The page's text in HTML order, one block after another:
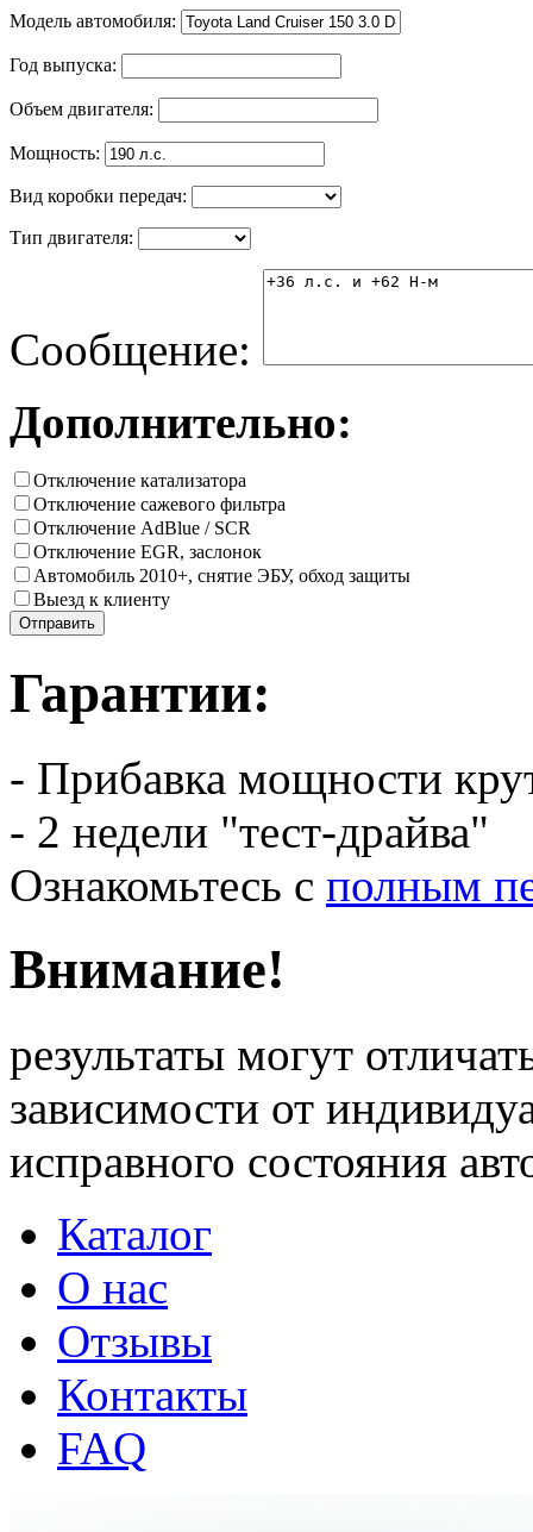
Модель автомобиля:
Год выпуска:
Объем двигателя:
Мощность:
Вид коробки передач:
Тип двигателя:
Сообщение:
Дополнительно:
Отключение катализатора
Отключение сажевого фильтра
Отключение AdBlue / SCR
Отключение EGR, заслонок
Автомобиль 2010+, снятие ЭБУ, обход защиты
Выезд к клиенту
Гарантии:
- Прибавка мощности
- 2 недели "тест-драйва"
Ознакомьтесь с полным
Внимание!
результаты могут
зависимости от
исправного состояния
Каталог
О нас
Отзывы
Контакты
FAQ